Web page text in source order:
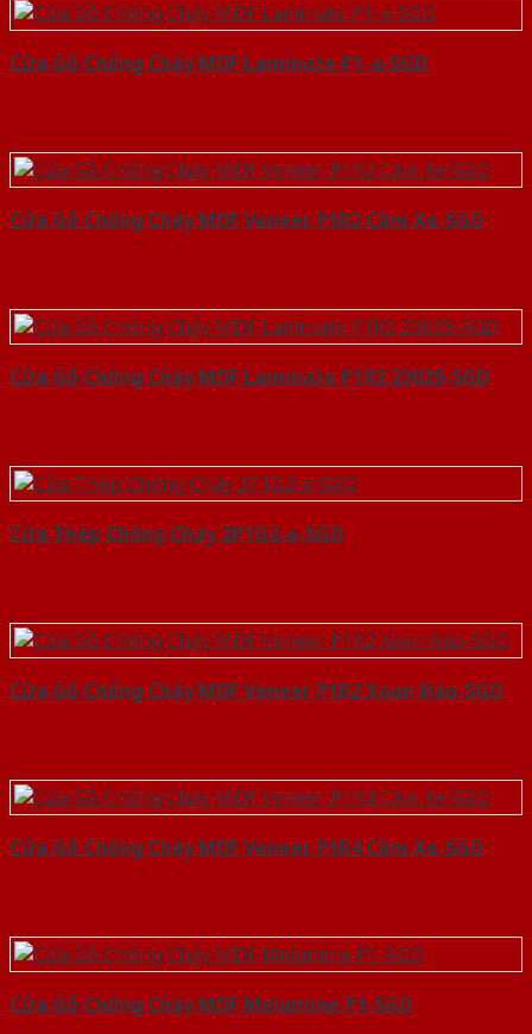
Cửa Gỗ Chống Cháy MDF Laminate P1-a-SGD
Cửa Gỗ Chống Cháy MDF Veneer P1R2 Căm Xe-SGD
Cửa Gỗ Chống Cháy MDF Laminate P1R2 23029-SGD
Cửa Thép Chống Cháy 2P1G2-a-SGD
Cửa Gỗ Chống Cháy MDF Veneer P1R2 Xoan Đào-SGD
Cửa Gỗ Chống Cháy MDF Veneer P1R4 Căm Xe-SGD
Cửa Gỗ Chống Cháy MDF Melamine P1-SGD